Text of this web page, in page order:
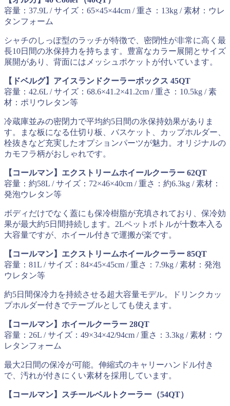
容量：37.9L / サイズ：65×45×44cm / 重さ：13kg / 素材：ウレ
タンフォーム
シャチのしっぽ型のラッチが特徴で、密閉性が非常に高く最
長10日間の氷保持力を持ちます。豊富なカラー展開とサイズ
展開があり、背面にはメッシュポケットが付いています。
【ドベルグ】アイスランドクーラーボックス 45QT
容量：42.6L / サイズ：68.6×41.2×41.2cm / 重さ：10.5kg / 素
材：ポリウレタン等
冷蔵庫並みの密閉力で平均約5日間の氷保持効果がありま
す。まな板になる仕切り板、バスケット、カップホルダー、
栓抜きなど充実したオプションパーツが魅力。オリジナルの
カモフラ柄がおしゃれです。
【コールマン】エクストリームホイールクーラー 62QT
容量：約58L / サイズ：72×46×40cm / 重さ：約6.3kg / 素材：
発泡ウレタン等
ボディだけでなく蓋にも保冷樹脂が充填されており、保冷効
果が最大約5日間持続します。2Lペットボトルが十数本入る
大容量ですが、ホイール付きで運搬が楽です。
【コールマン】エクストリームホイールクーラー 85QT
容量：81L / サイズ：84×45×45cm / 重さ：7.9kg / 素材：発泡
ウレタン等
約5日間保冷力を持続させる超大容量モデル。ドリンクカッ
プホルダー付きでテーブルとしても使えます。
【コールマン】ホイールクーラー 28QT
容量：26L / サイズ：49×34×42/94cm / 重さ：3.3kg / 素材：ウ
レタンフォーム
最大2日間の保冷が可能。伸縮式のキャリーハンドル付き
で、汚れが付きにくい素材を採用しています。
【コールマン】スチールベルトクーラー（54QT）